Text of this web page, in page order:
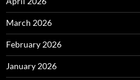
March 2026
February 2026
January 2026